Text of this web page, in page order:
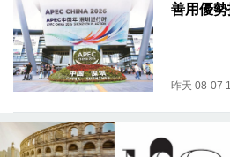
善用優
昨天 08-07